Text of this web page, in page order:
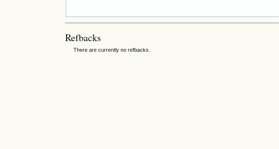
Refbacks
There are currently no refbacks.